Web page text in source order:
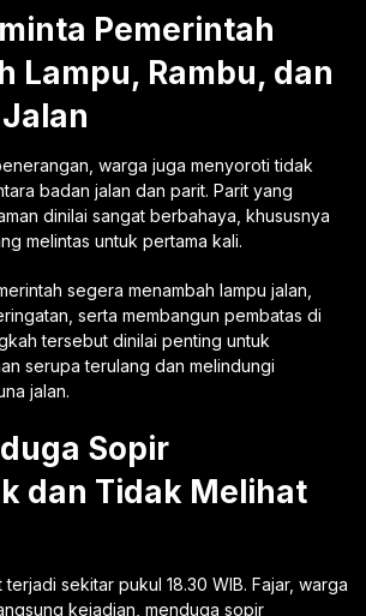
Pemerintah
Lampu, Rambu, dan
warga juga menyoroti tidak
badan jalan dan parit. Parit yang
dinilai sangat berbahaya, khususnya
melintas untuk pertama kali.
segera menambah lampu jalan,
serta membangun pembatas di
tersebut dinilai penting untuk
serupa terulang dan melindungi
jalan.
Sopir
dan Tidak Melihat
sekitar pukul 18.30 WIB. Fajar, warga
kejadian, menduga sopir